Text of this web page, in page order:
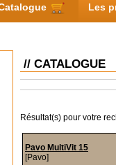
Les
// CATALOGUE
Résultat(s) pour votre
Pavo MultiVit 15
[Pavo]